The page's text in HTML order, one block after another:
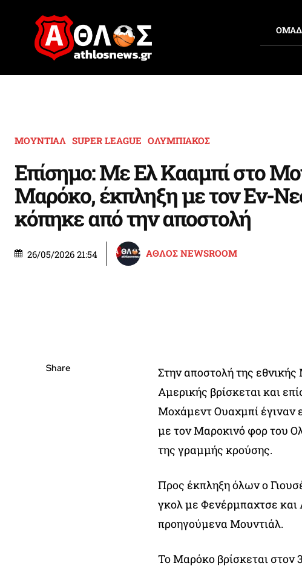
ΜΟΥΝΤΙΑΛ SUPER LEAGUE ΟΛΥΜΠΙΑΚΟΣ
Επίσημο: Με Ελ Κααμπί στο
Μαρόκο, έκπληξη με τον Εν-
κόπηκε από την αποστολή
26/05/2026 21:54 ΑΘΛΟΣ NEWSROOM
Share Στην αποστολή της
Αμερικής βρίσκεται και
Μοχάμεντ Ουαχμπί έγιναν
με τον Μαροκινό φορ του
της γραμμής κρούσης.
Προς έκπληξη όλων ο
γκολ με Φενέρμπαχτσε και
προηγούμενα Μουντιάλ.
Το Μαρόκο βρίσκεται στον